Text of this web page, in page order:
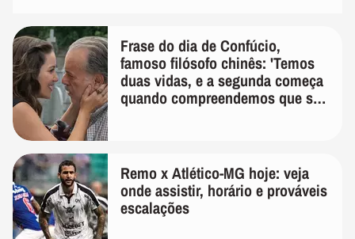
Frase do dia de Confúcio,
famoso filósofo chinês: 'Temos
duas vidas, e a segunda começa
quando compreendemos que só
Remo x Atlético-MG hoje: veja
onde assistir, horário e prováveis
escalações